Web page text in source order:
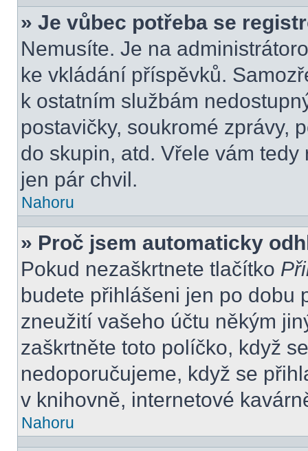
» Je vůbec potřeba se
Nemusíte. Je na
ke vkládání příspěvků.
k ostatním službám
postavičky, soukromé zprávy,
do skupin, atd. Vřele vám
jen pár chvil.
Nahoru
» Proč jsem automaticky
Pokud nezaškrtnete tlačítko
budete přihlášeni jen po dobu
zneužití vašeho účtu někým
zaškrtněte toto políčko, když
nedoporučujeme, když se
v knihovně, internetové
Nahoru